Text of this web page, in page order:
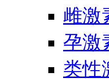
雌激
孕激
类性